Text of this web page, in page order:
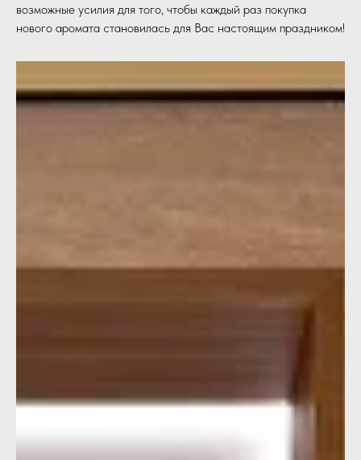
возможные усилия для того, чтобы каждый раз покупка
нового аромата становилась для Вас настоящим праздником!